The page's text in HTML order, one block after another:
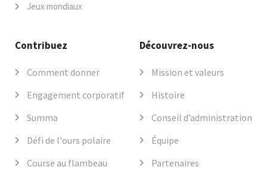
Jeux mondiaux
Contribuez
Comment donner
Engagement corporatif
Summa
Défi de l'ours polaire
Course au flambeau
Découvrez-nous
Mission et valeurs
Histoire
Conseil d’administration
Équipe
Partenaires